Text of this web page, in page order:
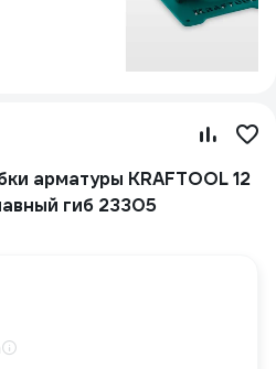
арматуры KRAFTOOL 12
гиб 23305